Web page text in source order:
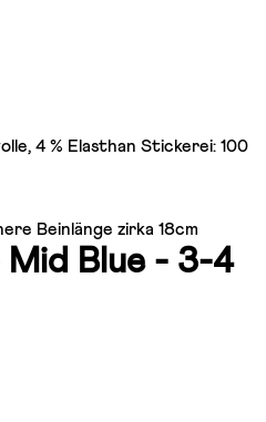
4 % Elasthan Stickerei: 100
Beinlänge zirka 18cm
Blue - 3-4